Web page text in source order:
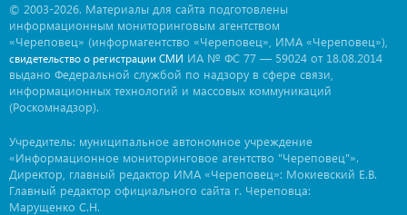
© 2003-2026. Материалы для сайта подготовлены
информационным мониторинговым агентством
«Череповец» (информагентство «Череповец», ИМА «Череповец»),
свидетельство о регистрации СМИ ИА № ФС 77 — 59024 от 18.08.2014
выдано Федеральной службой по надзору в сфере связи,
информационных технологий и массовых коммуникаций
(Роскомнадзор).
Учредитель: муниципальное автономное учреждение
«Информационное мониторинговое агентство "Череповец"».
Директор, главный редактор ИМА «Череповец»: Мокиевский Е.В.
Главный редактор официального сайта г. Череповца:
Марущенко С.Н.